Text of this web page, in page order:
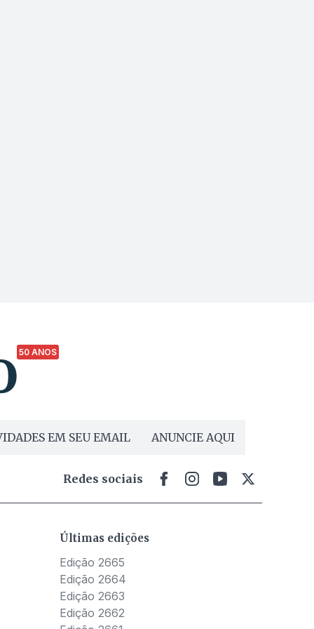
50 ANOS
EM SEU EMAIL ANUNCIE AQUI
Redes sociais
Últimas edições
Edição 2665
Edição 2664
Edição 2663
Edição 2662